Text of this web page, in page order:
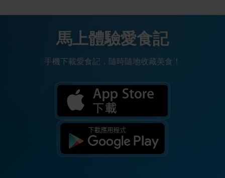
馬上體驗愛食記
手機下載愛食記，隨時隨地收藏美食！